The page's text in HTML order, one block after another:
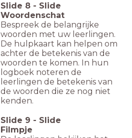
Slide 8 - Slide
Woordenschat
Bespreek de belangrijke
woorden met uw leerlingen.
De hulpkaart kan helpen om
achter de betekenis van de
woorden te komen. In hun
logboek noteren de
leerlingen de betekenis van
de woorden die ze nog niet
kenden.
Slide 9 - Slide
Filmpje